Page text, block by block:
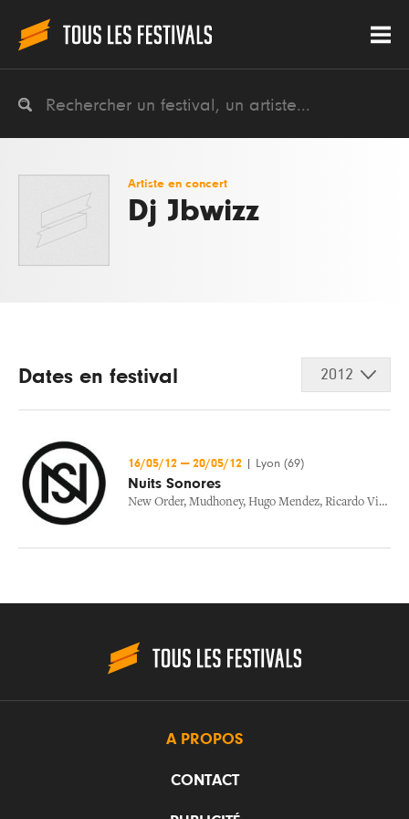
Artiste en concert
Dj Jbwizz
Dates en festival 2012
16/05/12 — 20/05/12 Lyon (69)
Nuits Sonores
New Order, Mudhoney, Hugo Mendez, Ricardo Villalobos
A PROPOS
CONTACT